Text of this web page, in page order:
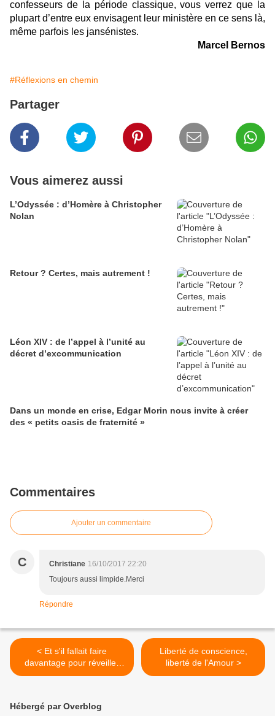
confesseurs de la période classique, vous verrez que la
plupart d’entre eux envisagent leur ministère en ce sens là,
même parfois les jansénistes.
Marcel Bernos
#Réflexions en chemin
Partager
Vous aimerez aussi
L’Odyssée : d’Homère à Christopher
Nolan
Retour ? Certes, mais autrement !
Léon XIV : de l’appel à l’unité au
décret d’excommunication
Dans un monde en crise, Edgar Morin nous invite à créer
des « petits oasis de fraternité »
Commentaires
Ajouter un commentaire
C Christiane 16/10/2017 22:20
Toujours aussi limpide.Merci
Répondre
< Et s'il fallait faire
davantage pour réveiller
une mémoire
Liberté de conscience,
liberté de l'Amour >
Hébergé par Overblog